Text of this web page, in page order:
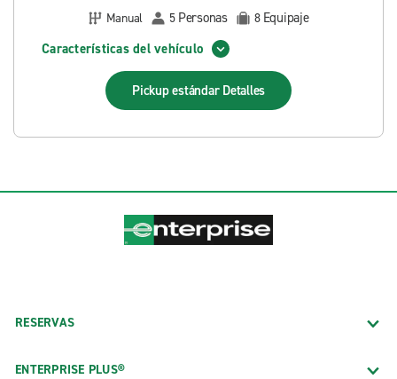
Manual 5 Personas 8 Equipaje
Características del vehículo
Pickup estándar Detalles
RESERVAS
ENTERPRISE PLUS®